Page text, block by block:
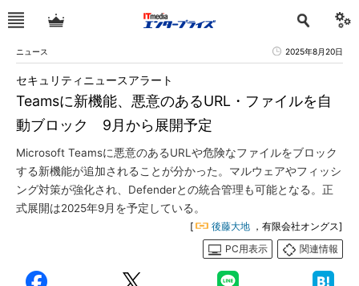
ニュース 2025年8月20日
Teamsに新機能、悪意のあるURL・ファイルを自
動ブロック 9月から展開予定
セキュリティニュースアラート
Microsoft Teamsに悪意のあるURLや危険なファイルをブロック
する新機能が追加されることが分かった。マルウェアやフィッシ
ング対策が強化され、Defenderとの統合管理も可能となる。正
式展開は2025年9月を予定している。
[ 後藤大地 ，有限会社オングス]
PC用表示
関連情報